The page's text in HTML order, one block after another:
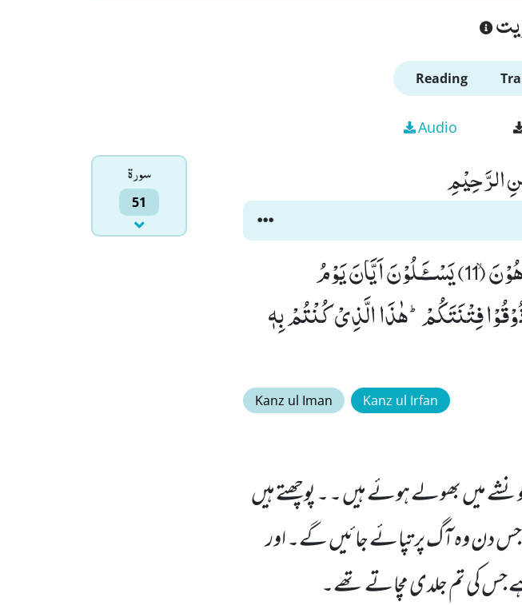
Reading
Audio
سورۃ
51
الرَّحِیْمِ
قُتِلَ الْخَرّٰصُوْنَۙ (10) الَّذِیْنَ هُمْ فِیْ غَمْرَةٍ سَاهُوْنَۙ (11) یَسْــٴَـلُوْنَ اَیَّانَ یَوْمُ
یَوْمَ هُمْ عَلَى النَّارِ یُفْتَنُوْنَ(13) ذُوْقُوْا فِتْنَتَكُمْؕ-هٰذَا الَّذِیْ كُنْتُمْ بِهٖ
Kanz ul Iman Kanz ul Irfan
میں بھولے ہوئے ہیں ۔ ۔ پوچھتے ہیں
دن وہ آگ پر تپائے جائیں گے۔ اور
جس کی تم جلدی مچاتے تھے۔